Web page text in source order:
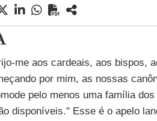
me aos cardeais, aos bispos,
por mim, as nossas
pelo menos uma família dos
disponíveis." Esse é o apelo